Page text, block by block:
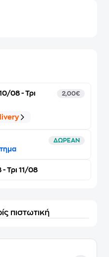
08 - Τρι
2,00€
ΔΩΡΕΑΝ
Τρι 11/08
πιστωτική